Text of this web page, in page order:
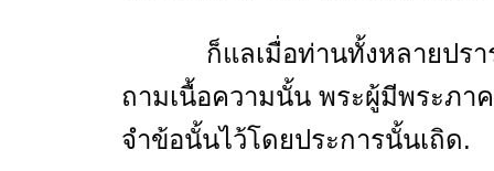
ก็แลเมื่อท่านทั้งหลายปรารถ
ถามเนื้อความนั้น พระผู้มีพระภา
จำข้อนั้นไว้โดยประการนั้นเถิด.